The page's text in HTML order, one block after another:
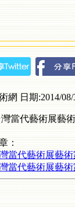
網 日期:2014/
當代藝術展藝
：
當代藝術展藝
當代藝術展藝